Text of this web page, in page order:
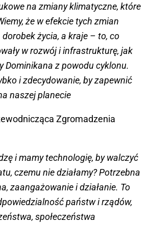
na zmiany klimatyczne, które
że w efekcie tych zmian
życia, a kraje – to, co
w rozwój i infrastrukturę, jak
Dominikana z powodu cyklonu.
i zdecydowanie, by zapewnić
naszej planecie
Zgromadzenia
i mamy technologię, by walczyć
czemu nie działamy? Potrzebna
zaangażowanie i działanie. To
państw i rządów,
społeczeństwa